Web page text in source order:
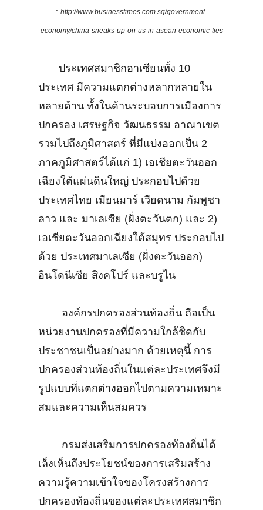
: http://www.businesstimes.com.sg/government-
economy/china-sneaks-up-on-us-in-asean-economic-ties
ประเทศสมาชิกอาเซียนทั้ง 10
ประเทศ มีความแตกต่างหลากหลายใน
หลายด้าน ทั้งในด้านระบอบการเมืองการ
ปกครอง เศรษฐกิจ วัฒนธรรม อาณาเขต
รวมไปถึงภูมิศาสตร์ ที่มีแบ่งออกเป็น 2
ภาคภูมิศาสตร์ได้แก่ 1) เอเชียตะวันออก
เฉียงใต้แผ่นดินใหญ่ ประกอบไปด้วย
ประเทศไทย เมียนมาร์ เวียดนาม กัมพูชา
ลาว และ มาเลเซีย (ฝั่งตะวันตก) และ 2)
เอเชียตะวันออกเฉียงใต้สมุทร ประกอบไป
ด้วย ประเทศมาเลเซีย (ฝั่งตะวันออก)
อินโดนีเซีย สิงคโปร์ และบรูไน
องค์กรปกครองส่วนท้องถิ่น ถือเป็น
หน่วยงานปกครองที่มีความใกล้ชิดกับ
ประชาชนเป็นอย่างมาก ด้วยเหตุนี้ การ
ปกครองส่วนท้องถิ่นในแต่ละประเทศจึงมี
รูปแบบที่แตกต่างออกไปตามความเหมาะ
สมและความเห็นสมควร
กรมส่งเสริมการปกครองท้องถิ่นได้
เล็งเห็นถึงประโยชน์ของการเสริมสร้าง
ความรู้ความเข้าใจของโครงสร้างการ
ปกครองท้องถิ่นของแต่ละประเทศสมาชิก